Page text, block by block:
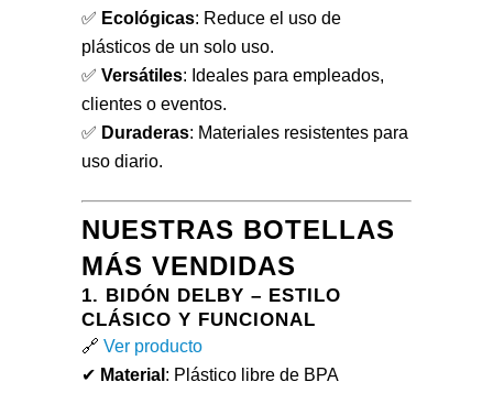
✅ Ecológicas: Reduce el uso de
plásticos de un solo uso.
✅ Versátiles: Ideales para empleados,
clientes o eventos.
✅ Duraderas: Materiales resistentes para
uso diario.
NUESTRAS BOTELLAS
MÁS VENDIDAS
1. BIDÓN DELBY – ESTILO
CLÁSICO Y FUNCIONAL
🔗 Ver producto
✔ Material : Plástico libre de BPA